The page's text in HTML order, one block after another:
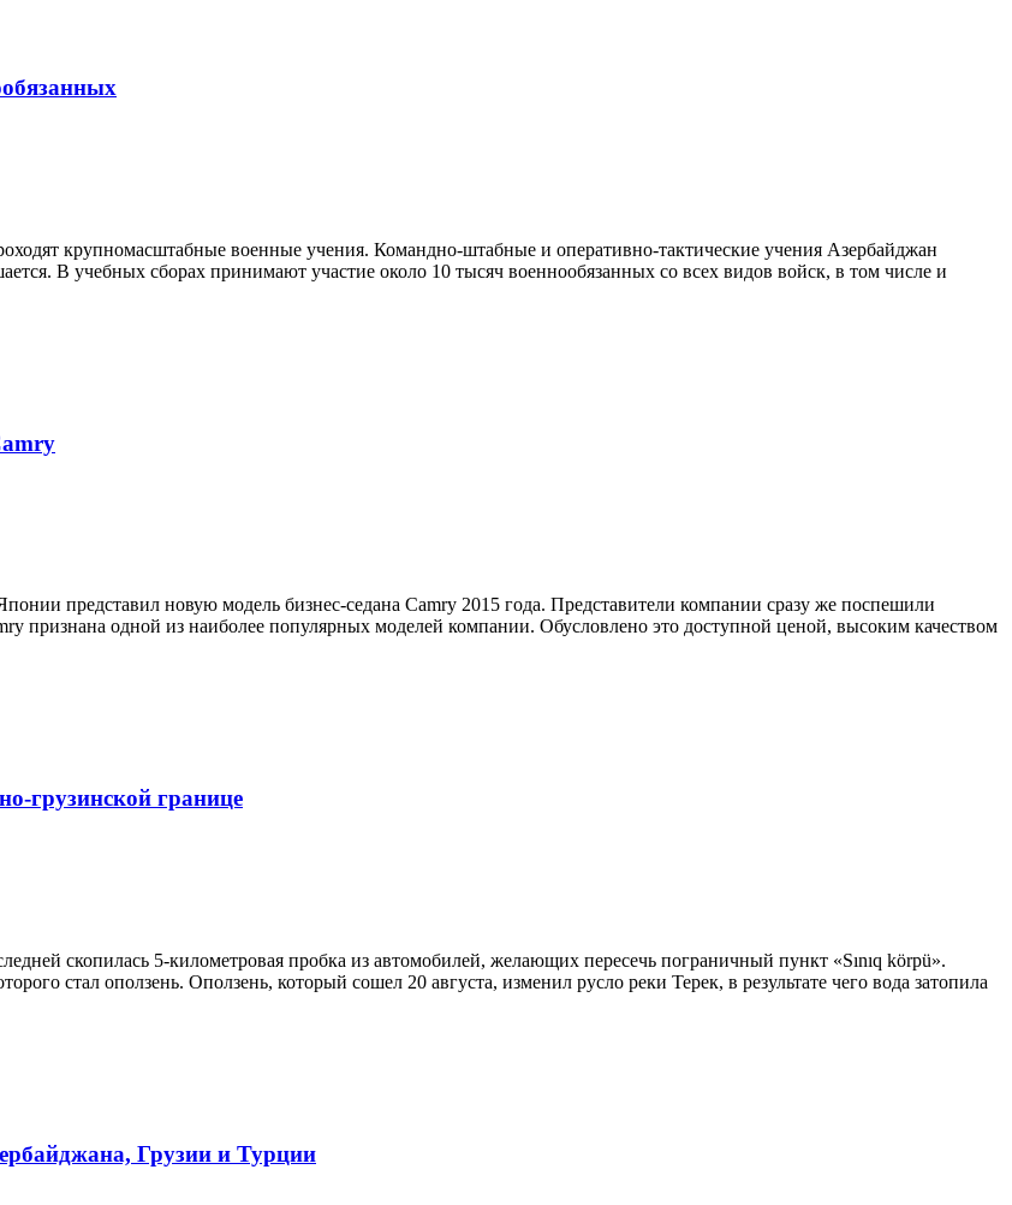
крупномасштабные военные учения. Командно-штабные и оперативно-тактические учения Азербайджан
В учебных сборах принимают участие около 10 тысяч военнообязанных со всех видов войск, в том числе и
представил новую модель бизнес-седана Camry 2015 года. Представители компании сразу же поспешили
признана одной из наиболее популярных моделей компании. Обусловлено это доступной ценой, высоким качеством
грузинской границе
скопилась 5-километровая пробка из автомобилей, желающих пересечь пограничный пункт «Sınıq körpü».
стал оползень. Оползень, который сошел 20 августа, изменил русло реки Терек, в результате чего вода затопила
Грузии и Турции